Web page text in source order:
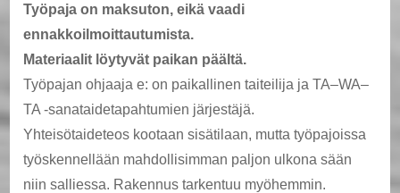
Työpaja on maksuton, eikä vaadi
ennakkoilmoittautumista.
Materiaalit löytyvät paikan päältä.
Työpajan ohjaaja e: on paikallinen taiteilija ja TA–WA–
TA -sanataidetapahtumien järjestäjä.
Yhteisötaideteos kootaan sisätilaan, mutta työpajoissa
työskennellään mahdollisimman paljon ulkona sään
niin salliessa. Rakennus tarkentuu myöhemmin.